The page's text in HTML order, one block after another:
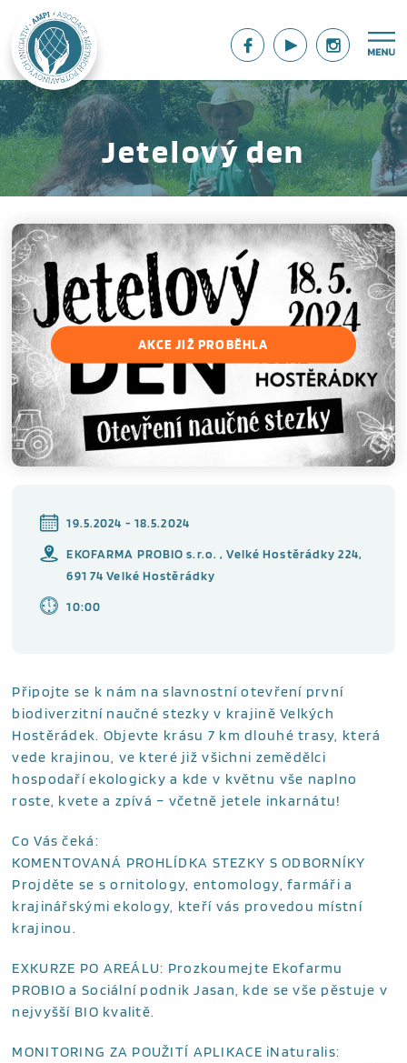
Jetelový den
AKCE JIŽ PROBĚHLA
19.5.2024 - 18.5.2024
EKOFARMA PROBIO s.r.o. , Velké Hostěrádky 224,
691 74 Velké Hostěrádky
10:00
Připojte se k nám na slavnostní otevření první
biodiverzitní naučné stezky v krajině Velkých
Hostěrádek. Objevte krásu 7 km dlouhé trasy, která
vede krajinou, ve které již všichni zemědělci
hospodaří ekologicky a kde v květnu vše naplno
roste, kvete a zpívá – včetně jetele inkarnátu!
Co Vás čeká:
KOMENTOVANÁ PROHLÍDKA STEZKY S ODBORNÍKY
Projděte se s ornitology, entomology, farmáři a
krajinářskými ekology, kteří vás provedou místní
krajinou.
EXKURZE PO AREÁLU: Prozkoumejte Ekofarmu
PROBIO a Sociální podnik Jasan, kde se vše pěstuje v
nejvyšší BIO kvalitě.
MONITORING ZA POUŽITÍ APLIKACE iNaturalis: